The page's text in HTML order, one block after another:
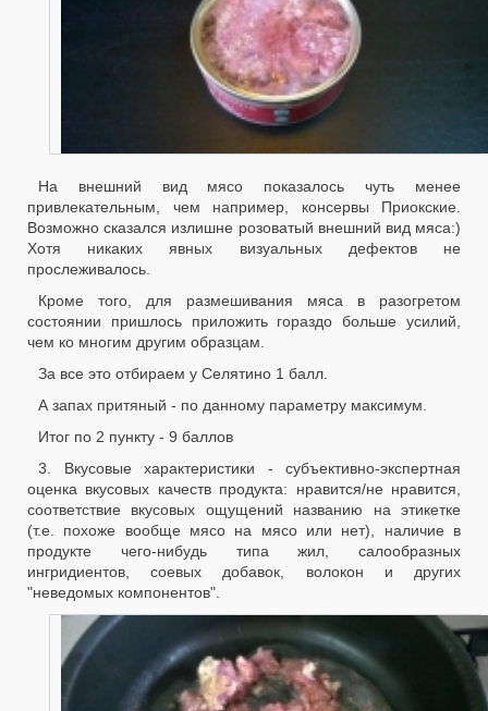
На внешний вид мясо показалось чуть менее
привлекательным, чем например, консервы Приокские.
Возможно сказался излишне розоватый внешний вид мяса:)
Хотя никаких явных визуальных дефектов не
прослеживалось.
Кроме того, для размешивания мяса в разогретом
состоянии пришлось приложить гораздо больше усилий,
чем ко многим другим образцам.
За все это отбираем у Селятино 1 балл.
А запах притяный - по данному параметру максимум.
Итог по 2 пункту - 9 баллов
3. Вкусовые характеристики - субъективно-экспертная
оценка вкусовых качеств продукта: нравится/не нравится,
соответствие вкусовых ощущений названию на этикетке
(т.е. похоже вообще мясо на мясо или нет), наличие в
продукте чего-нибудь типа жил, салообразных
ингридиентов, соевых добавок, волокон и других
"неведомых компонентов".